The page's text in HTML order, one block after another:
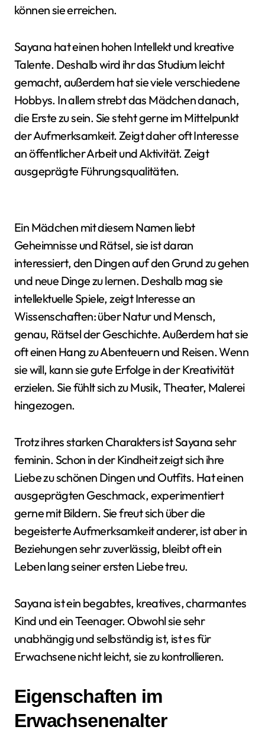
können sie erreichen.
Sayana hat einen hohen Intellekt und kreative
Talente. Deshalb wird ihr das Studium leicht
gemacht, außerdem hat sie viele verschiedene
Hobbys. In allem strebt das Mädchen danach,
die Erste zu sein. Sie steht gerne im Mittelpunkt
der Aufmerksamkeit. Zeigt daher oft Interesse
an öffentlicher Arbeit und Aktivität. Zeigt
ausgeprägte Führungsqualitäten.
Ein Mädchen mit diesem Namen liebt
Geheimnisse und Rätsel, sie ist daran
interessiert, den Dingen auf den Grund zu gehen
und neue Dinge zu lernen. Deshalb mag sie
intellektuelle Spiele, zeigt Interesse an
Wissenschaften: über Natur und Mensch,
genau, Rätsel der Geschichte. Außerdem hat sie
oft einen Hang zu Abenteuern und Reisen. Wenn
sie will, kann sie gute Erfolge in der Kreativität
erzielen. Sie fühlt sich zu Musik, Theater, Malerei
hingezogen.
Trotz ihres starken Charakters ist Sayana sehr
feminin. Schon in der Kindheit zeigt sich ihre
Liebe zu schönen Dingen und Outfits. Hat einen
ausgeprägten Geschmack, experimentiert
gerne mit Bildern. Sie freut sich über die
begeisterte Aufmerksamkeit anderer, ist aber in
Beziehungen sehr zuverlässig, bleibt oft ein
Leben lang seiner ersten Liebe treu.
Sayana ist ein begabtes, kreatives, charmantes
Kind und ein Teenager. Obwohl sie sehr
unabhängig und selbständig ist, ist es für
Erwachsene nicht leicht, sie zu kontrollieren.
Eigenschaften im
Erwachsenenalter